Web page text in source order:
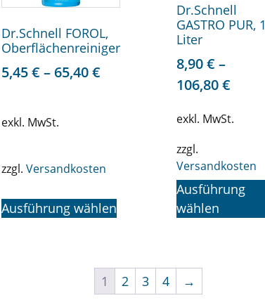
Dr.Schnell FOROL,
Oberflächenreiniger
5,45€ – 65,40€
exkl. MwSt.
zzgl. Versandkosten
Ausführung wählen
Dr.Schnell
GASTRO PUR, 1
Liter
8,90€ –
106,80€
exkl. MwSt.
zzgl.
Versandkosten
Ausführung
wählen
1 2 3 4 →